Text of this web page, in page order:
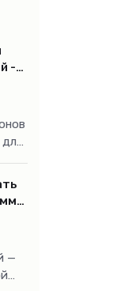
-
—